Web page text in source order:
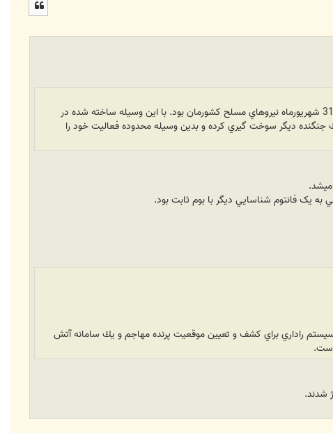
3- پاد سوخت رساني هوايي از هواپيماي شكاري به شكاري در حال پرواز، از جمله ديگر نوآوري هاي امسال رژه 31 شهريورماه نيروهاي مسلح كشورمان بود. با اين وسيله ساخته شده در
ديگر سوخت گيري كرده و بدين وسيله محدوده فعاليت خود را
ميشد.
سيستم راداري براي كشف و تعيين موقعيت پرنده مهاجم و يك سامانه آتش
است.